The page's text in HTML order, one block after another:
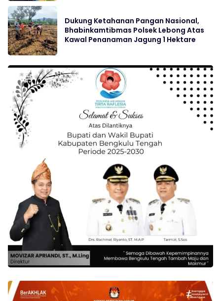
Dukung Ketahanan Pangan Nasional,
Bhabinkamtibmas Polsek Lebong Atas
Kawal Penanaman Jagung 1 Hektare